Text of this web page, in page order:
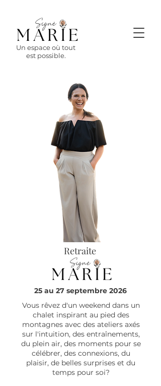
Un espace où tout
est possible.
Retraite
25 au 27 septembre 2026
Vous rêvez d'un weekend dans un
chalet inspirant au pied des
montagnes avec des ateliers axés
sur l'intuition, des entraînements,
du plein air, des moments pour se
célébrer, des connexions, du
plaisir, de belles surprises et du
temps pour soi?